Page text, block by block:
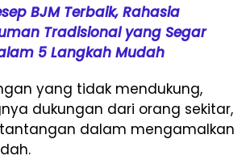
BJM Terbaik, Rahasia
Tradisional yang Segar
5 Langkah Mudah
yang tidak mendukung,
dukungan dari orang sekitar,
dalam mengamalkan